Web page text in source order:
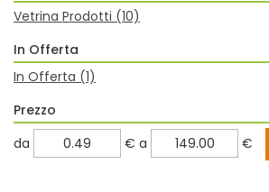
Vetrina Prodotti (10)
In Offerta
In Offerta (1)
Prezzo
filtra
da € filtra
a €